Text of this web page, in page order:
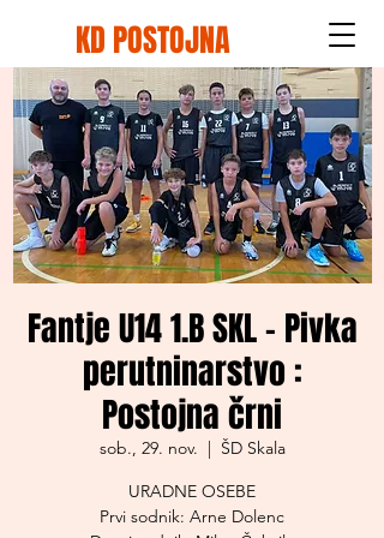
KD POSTOJNA
Fantje U14 1.B SKL - Pivka
perutninarstvo :
Postojna črni
sob., 29. nov.
  |
ŠD Skala
URADNE OSEBE
Prvi sodnik: Arne Dolenc